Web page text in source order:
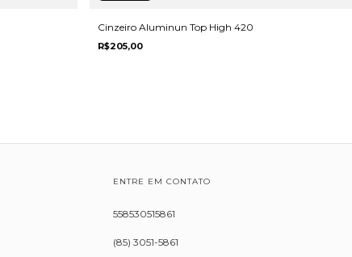
Cinzeiro Aluminun Top High 420
R$205,00
ENTRE EM CONTATO
558530515861
(85) 3051-5861